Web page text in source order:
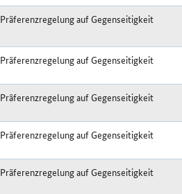
Präferenzregelung auf Gegenseitigkeit
Präferenzregelung auf Gegenseitigkeit
Präferenzregelung auf Gegenseitigkeit
Präferenzregelung auf Gegenseitigkeit
Präferenzregelung auf Gegenseitigkeit